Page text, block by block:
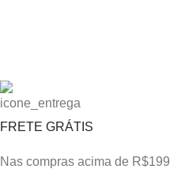
FRETE GRÁTIS
Nas compras acima de R$199